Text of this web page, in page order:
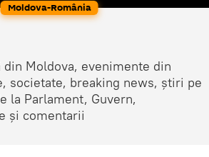
Moldova-România
Moldova, evenimente din
societate, breaking news, știri pe
la Parlament, Guvern,
și comentarii